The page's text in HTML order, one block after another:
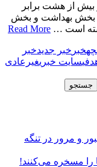
کشور بیش از هشت برابر
رشد). بودجه بخش بهداشت و بخش
است … Read More
چهخبر خبر جدیدخبر
سایت خبریغیرعادی
و مرور در تنگه
را مسخره می‌کنند!